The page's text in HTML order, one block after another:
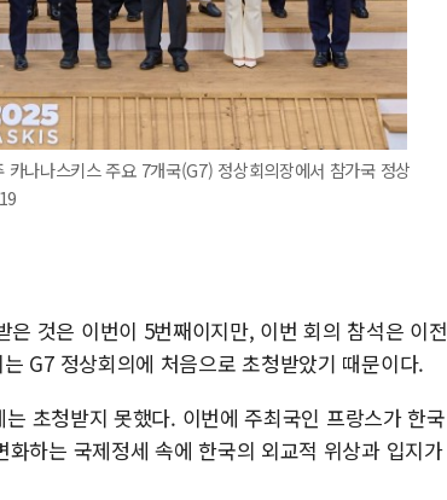
나나스키스 주요 7개국(G7) 정상회의장에서 참가국 정상
것은 이번이 5번째이지만, 이번 회의 참석은 이전
G7 정상회의에 처음으로 초청받았기 때문이다.
초청받지 못했다. 이번에 주최국인 프랑스가 한국
하는 국제정세 속에 한국의 외교적 위상과 입지가